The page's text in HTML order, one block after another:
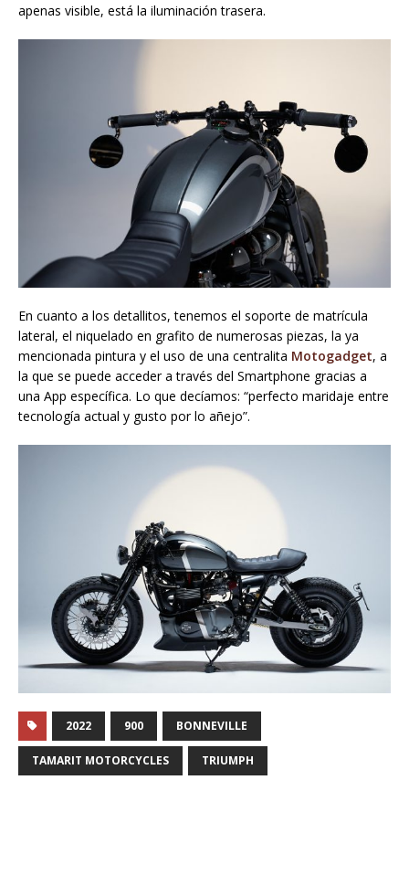
apenas visible, está la iluminación trasera.
En cuanto a los detallitos, tenemos el soporte de matrícula
lateral, el niquelado en grafito de numerosas piezas, la ya
mencionada pintura y el uso de una centralita Motogadget, a
la que se puede acceder a través del Smartphone gracias a
una App específica. Lo que decíamos: “perfecto maridaje entre
tecnología actual y gusto por lo añejo”.
2022 900 BONNEVILLE
TAMARIT MOTORCYCLES TRIUMPH